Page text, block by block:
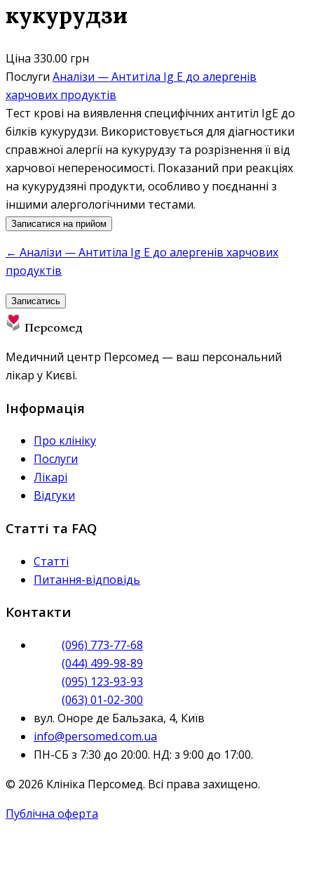
кукурудзи
Ціна 330.00 грн
Послуги Аналізи — Антитіла Ig E до алергенів
харчових продуктів
Тест крові на виявлення специфічних антитіл IgE до
білків кукурудзи. Використовується для діагностики
справжної алергії на кукурудзу та розрізнення її від
харчової непереносимості. Показаний при реакціях
на кукурудзяні продукти, особливо у поєднанні з
іншими алергологічними тестами.
Записатися на прийом
← Аналізи — Антитіла Ig E до алергенів харчових
продуктів
Записатись
Персомед
Медичний центр Персомед — ваш персональний
лікар у Києві.
Інформація
Про клініку
Послуги
Лікарі
Відгуки
Статті та FAQ
Статті
Питання-відповідь
Контакти
(096) 773-77-68
(044) 499-98-89
(095) 123-93-93
(063) 01-02-300
вул. Оноре де Бальзака, 4, Київ
info@persomed.com.ua
ПН-СБ з 7:30 до 20:00. НД: з 9:00 до 17:00.
© 2026 Клініка Персомед. Всі права захищено.
Публічна оферта